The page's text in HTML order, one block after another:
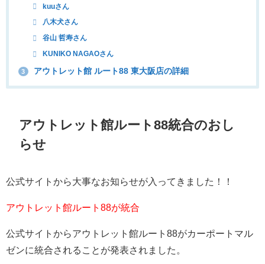
kuuさん
八木犬さん
谷山 哲寿さん
KUNIKO NAGAOさん
3 アウトレット館 ルート88 東大阪店の詳細
アウトレット館ルート88統合のおし
らせ
公式サイトから大事なお知らせが入ってきました！！
アウトレット館ルート88が統合
公式サイトからアウトレット館ルート88がカーポートマル
ゼンに統合されることが発表されました。